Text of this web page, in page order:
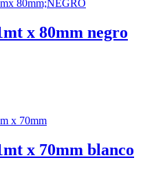
x 80mm negro
x 70mm blanco